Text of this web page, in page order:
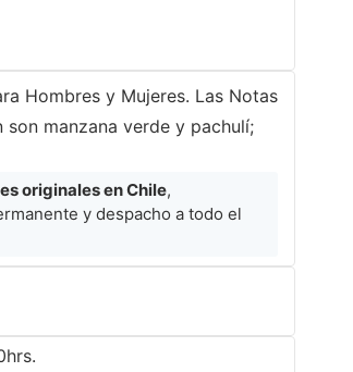
Hombres y Mujeres. Las Notas
manzana verde y pachulí;
originales en Chile,
y despacho a todo el